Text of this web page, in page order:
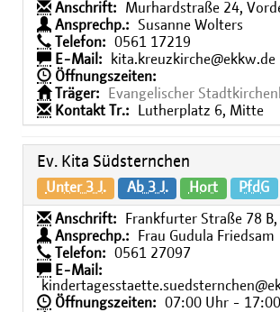
Anschrift:
Murhardstraße 24,
Ansprechp.:
Susanne Wolters
Telefon:
0561 17219
E-Mail:
kita.kreuzkirche@ekkw.de
Öffnungszeiten:
Träger:
Evangelischer
Kontakt Tr.:
Lutherplatz 6, Mitte
Ev. Kita Südsternchen
Unter 3 J. Ab 3 J. Hort PfdG
Anschrift:
Frankfurter Straße 78
Ansprechp.:
Frau Gudula Friedsam
Telefon:
0561 27097
E-Mail:
Öffnungszeiten:
07:00 Uhr -